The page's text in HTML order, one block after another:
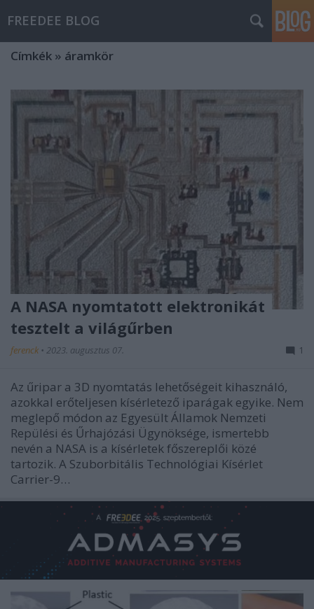
FREEDEE BLOG
Címkék » áramkör
A NASA nyomtatott elektronikát
tesztelt a világűrben
ferenck • 2023. augusztus 07. 1
Az űripar a 3D nyomtatás lehetőségeit kihasználó,
azokkal erőteljesen kísérletező iparágak egyike. Nem
meglepő módon az Egyesült Államok Nemzeti
Repülési és Űrhajózási Ügynöksége, ismertebb
nevén a NASA is a kísérletek főszereplői közé
tartozik. A Szuborbitális Technológiai Kísérlet
Carrier-9…